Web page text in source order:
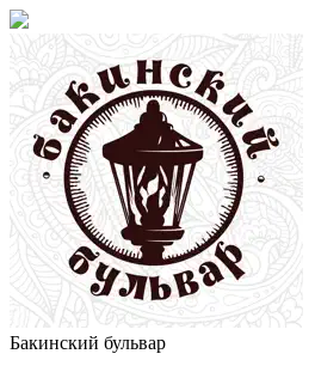
Бакинский бульвар